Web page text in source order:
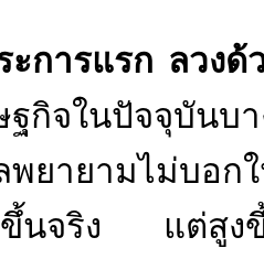
ลวงด้วยคว
ฐกิจในปัจจุบัน
ยายามไม่บอ
ขึ้นจริง แต่สูงขึ้